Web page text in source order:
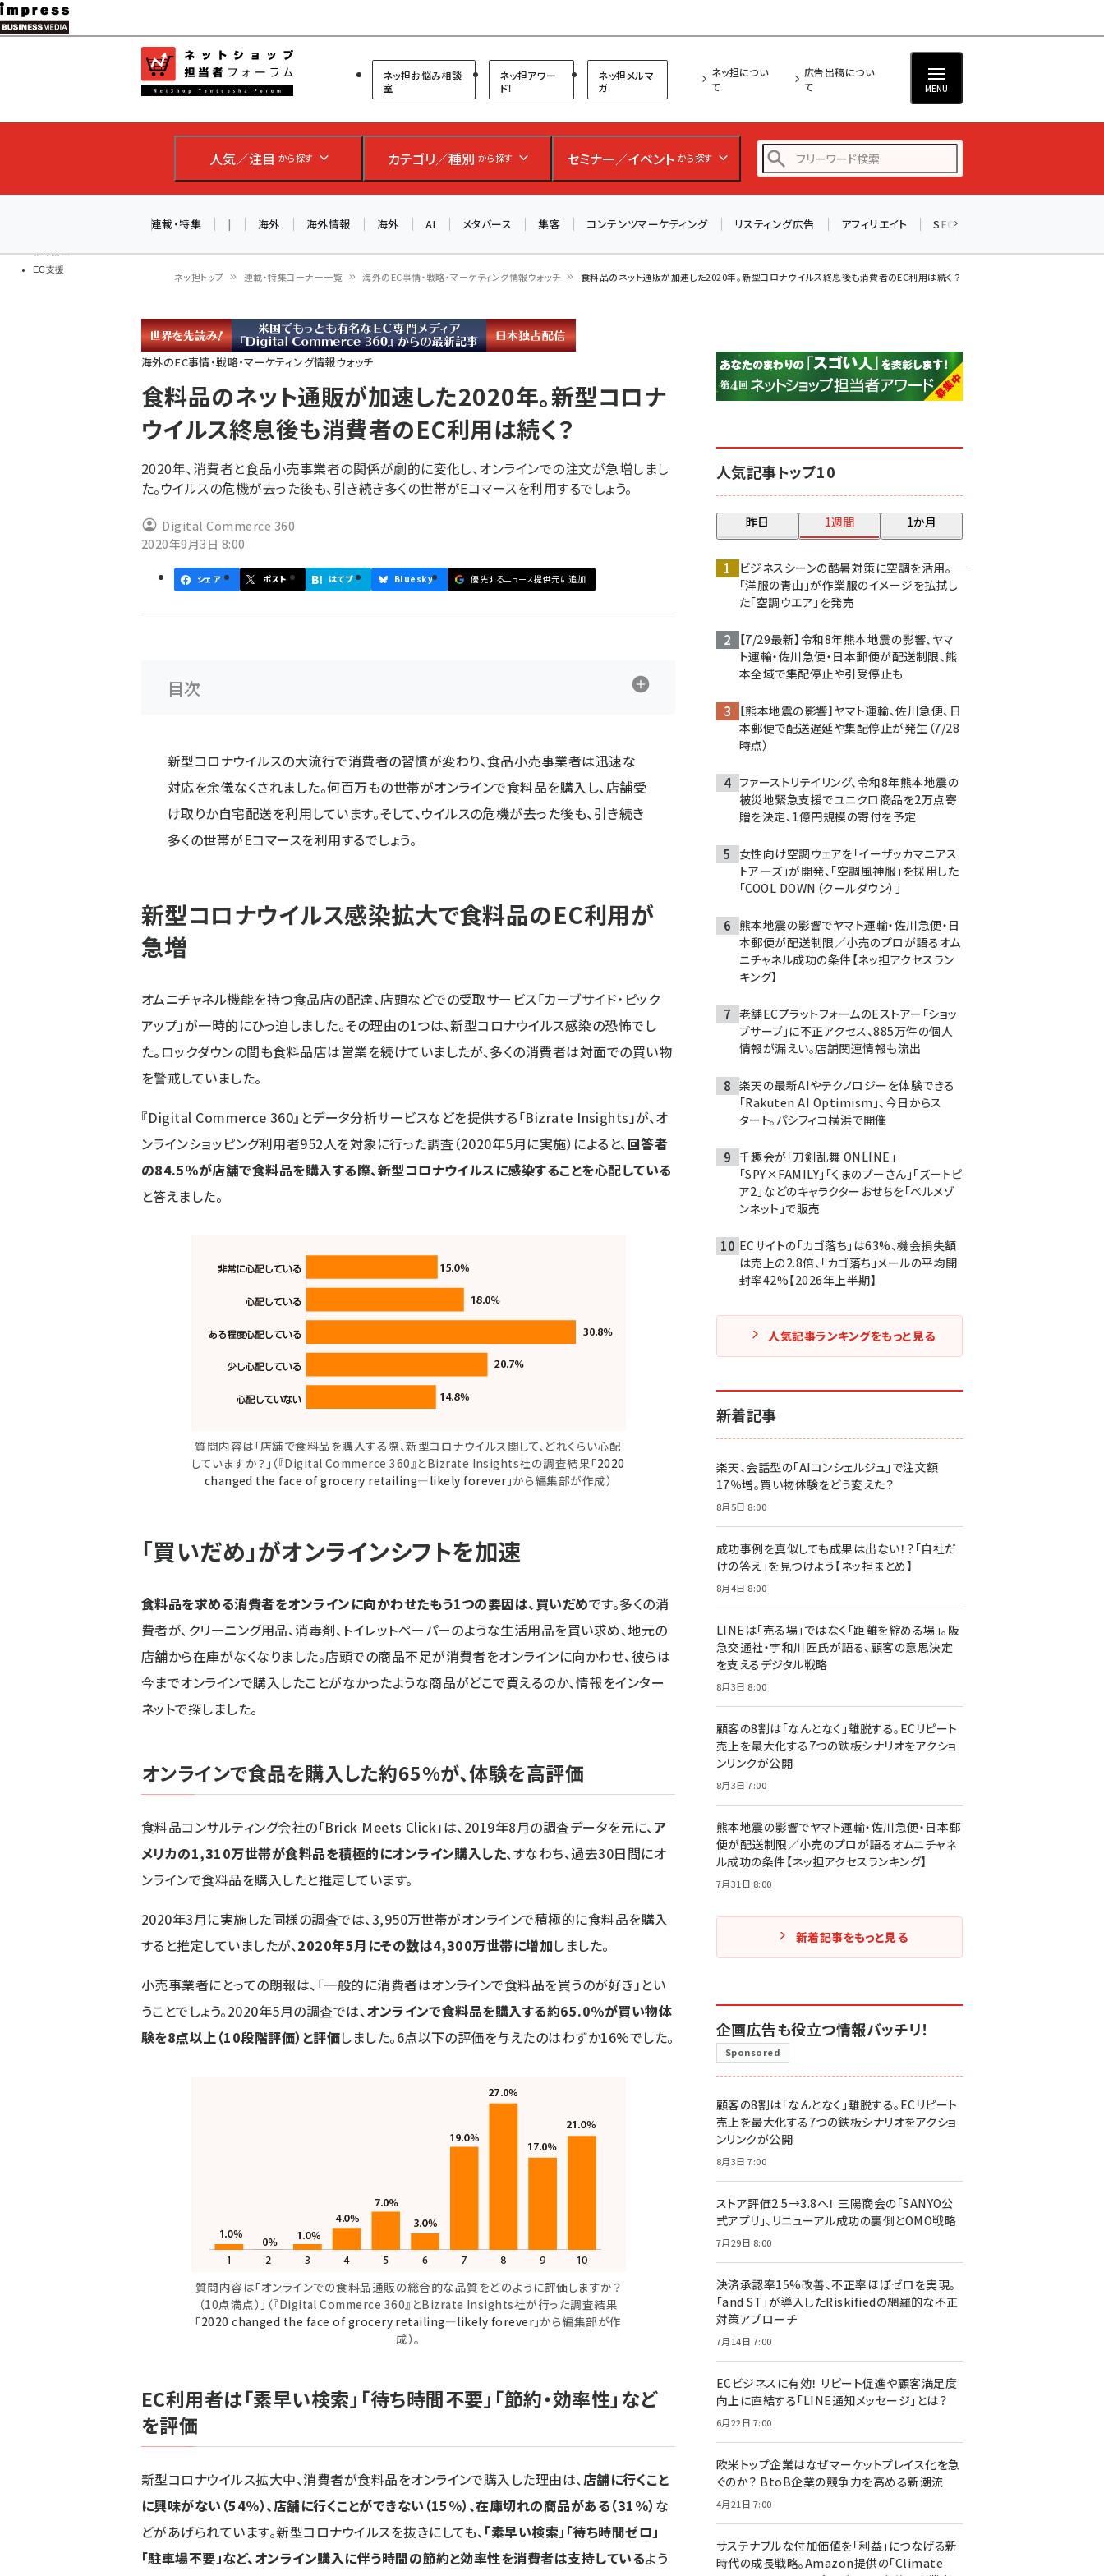
メ
イ
ン
ツ
移
教育講座
EC支援
ネットショップ担当者フォーラム
ネッ担お悩み相談
室
ネッ担アワー
ド！
ネッ担メルマ
ガ
ネッ担につい
て
広告出稿につい
て
MENU
人気／注目 から探す カテゴリ／種別 から探す セミナー／イベント から探す
yahoo (1896)
アスクル (1112)
base (1068)
連載・特集 | 海外 海外情報 海外 AI メタバース 集客 コンテンツマーケティング リスティング広告 アフィリエイト SEO
パ
ン
く
ず
ネッ担トップ 連載・特集コーナー一覧 海外のEC事情・戦略・マーケティング情報ウォッチ 食料品のネット通販が加速した2020年。新型コロナウイルス終息後も消費者のEC利用は続く？
海外のEC事情・戦略・マーケティング情報ウォッチ
食料品のネット通販が加速した2020年。新型コロナ
ウイルス終息後も消費者のEC利用は続く？
2020年、消費者と食品小売事業者の関係が劇的に変化し、オンラインでの注文が急増しまし
た。ウイルスの危機が去った後も、引き続き多くの世帯がEコマースを利用するでしょう。
Digital Commerce 360
2020年9月3日 8:00
シェア ポスト はてブ Bluesky 優先するニュース提供元に追加
目次
新型コロナウイルスの大流行で消費者の習慣が変わり、食品小売事業者は迅速な
対応を余儀なくされました。何百万もの世帯がオンラインで食料品を購入し、店舗受
け取りか自宅配送を利用しています。そして、ウイルスの危機が去った後も、引き続き
多くの世帯がEコマースを利用するでしょう。
新型コロナウイルス感染拡大で食料品のEC利用が
急増
オムニチャネル機能を持つ食品店の配達、店頭などでの受取サービス「カーブサイド・ピック
アップ」が一時的にひっ迫しました。その理由の1つは、新型コロナウイルス感染の恐怖でし
た。ロックダウンの間も食料品店は営業を続けていましたが、多くの消費者は対面での買い物
を警戒していました。
『Digital Commerce 360』とデータ分析サービスなどを提供する「Bizrate Insights」が、オ
ンラインショッピング利用者952人を対象に行った調査（2020年5月に実施）によると、回答者
の84.5％が店舗で食料品を購入する際、新型コロナウイルスに感染することを心配している
と答えました。
質問内容は「店舗で食料品を購入する際、新型コロナウイルス関して、どれくらい心配
していますか？」（『Digital Commerce 360』とBizrate Insights社の調査結果「2020
changed the face of grocery retailing—likely forever 」から編集部が作成）
「買いだめ」がオンラインシフトを加速
食料品を求める消費者をオンラインに向かわせたもう1つの要因は、買いだめです。多くの消
費者が、クリーニング用品、消毒剤、トイレットペーパーのような生活用品を買い求め、地元の
店舗から在庫がなくなりました。店頭での商品不足が消費者をオンラインに向かわせ、彼らは
今までオンラインで購入したことがなかったような商品がどこで買えるのか、情報をインター
ネットで探しました。
オンラインで食品を購入した約65%が、体験を高評価
食料品コンサルティング会社の「Brick Meets Click」は、2019年8月の調査データを元に、ア
メリカの1,310万世帯が食料品を積極的にオンライン購入した、すなわち、過去30日間にオ
ンラインで食料品を購入したと推定しています。
2020年3月に実施した同様の調査では、3,950万世帯がオンラインで積極的に食料品を購入
すると推定していましたが、2020年5月にその数は4,300万世帯に増加しました。
小売事業者にとっての朗報は、「一般的に消費者はオンラインで食料品を買うのが好き」とい
うことでしょう。2020年5月の調査では、オンラインで食料品を購入する約65.0％が買い物体
験を8点以上（10段階評価）と評価しました。6点以下の評価を与えたのはわずか16%でした。
質問内容は「オンラインでの食料品通販の総合的な品質をどのように評価しますか？
（10点満点）」（『Digital Commerce 360』とBizrate Insights社が行った調査結果
「2020 changed the face of grocery retailing—likely forever」から編集部が作
成）。
EC利用者は「素早い検索」「待ち時間不要」「節約・効率性」など
を評価
新型コロナウイルス拡大中、消費者が食料品をオンラインで購入した理由は、店舗に行くこと
に興味がない（54%）、店舗に行くことができない（15%）、在庫切れの商品がある（31%） な
どがあげられています。新型コロナウイルスを抜きにしても、「素早い検索」「待ち時間ゼロ」
「駐車場不要」など、オンライン購入に伴う時間の節約と効率性を消費者は支持しているよう
人気記事トップ10
昨日 1週間 1か月
ビジネスシーンの酷暑対策に空調を活用――。
「洋服の青山」が作業服のイメージを払拭し
た「空調ウエア」を発売
【7/29最新】令和8年熊本地震の影響、ヤマ
ト運輸・佐川急便・日本郵便が配送制限、熊
本全域で集配停止や引受停止も
【熊本地震の影響】ヤマト運輸、佐川急便、日
本郵便で配送遅延や集配停止が発生（7/28
時点）
ファーストリテイリング、令和8年熊本地震の
被災地緊急支援でユニクロ商品を2万点寄
贈を決定、1億円規模の寄付を予定
女性向け空調ウェアを「イーザッカマニアス
トア―ズ」が開発、「空調風神服」を採用した
「COOL DOWN（クールダウン）」
熊本地震の影響でヤマト運輸・佐川急便・日
本郵便が配送制限／小売のプロが語るオム
ニチャネル成功の条件【ネッ担アクセスラン
キング】
老舗ECプラットフォームのEストアー「ショッ
プサーブ」に不正アクセス、885万件の個人
情報が漏えい。店舗関連情報も流出
楽天の最新AIやテクノロジーを体験できる
「Rakuten AI Optimism」、今日からス
タート。パシフィコ横浜で開催
千趣会が「刀剣乱舞 ONLINE」
「SPY×FAMILY」「くまのプーさん」「ズートピ
ア2」などのキャラクターおせちを「ベルメゾ
ンネット」で販売
ECサイトの「カゴ落ち」は63%、機会損失額
は売上の2.8倍、「カゴ落ち」メールの平均開
封率42%【2026年上半期】
人気記事ランキングをもっと見る
新着記事
楽天、会話型の「AIコンシェルジュ」で注文額
17％増。買い物体験をどう変えた？
8月5日 8:00
成功事例を真似しても成果は出ない！？「自社だ
けの答え」を見つけよう【ネッ担まとめ】
8月4日 8:00
LINEは「売る場」ではなく「距離を縮める場」。阪
急交通社・宇和川匠氏が語る、顧客の意思決定
を支えるデジタル戦略
8月3日 8:00
顧客の8割は「なんとなく」離脱する。ECリピート
売上を最大化する7つの鉄板シナリオをアクショ
ンリンクが公開
8月3日 7:00
熊本地震の影響でヤマト運輸・佐川急便・日本郵
便が配送制限／小売のプロが語るオムニチャネ
ル成功の条件【ネッ担アクセスランキング】
7月31日 8:00
新着記事をもっと見る
企画広告も役立つ情報バッチリ！
Sponsored
顧客の8割は「なんとなく」離脱する。ECリピート
売上を最大化する7つの鉄板シナリオをアクショ
ンリンクが公開
8月3日 7:00
ストア評価2.5→3.8へ！ 三陽商会の「SANYO公
式アプリ」、リニューアル成功の裏側とOMO戦略
7月29日 8:00
決済承認率15%改善、不正率ほぼゼロを実現。
「and ST」が導入したRiskifiedの網羅的な不正
対策アプローチ
7月14日 7:00
ECビジネスに有効！ リピート促進や顧客満足度
向上に直結する「LINE通知メッセージ」とは？
6月22日 7:00
欧米トップ企業はなぜマーケットプレイス化を急
ぐのか？ BtoB企業の競争力を高める新潮流
4月21日 7:00
サステナブルな付加価値を「利益」につなげる新
時代の成長戦略。Amazon提供の「Climate